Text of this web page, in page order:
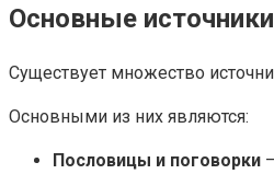
Основные
Существует множество
Основными из них являются:
Пословицы и поговорки